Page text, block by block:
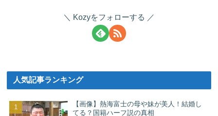
Kozyをフォローする
人気記事ランキング
【画像】熱海富士の母や妹が美人！結婚し
てる？国籍ハーフ説の真相